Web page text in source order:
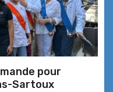
Vague de St Paul
!
pour
Sartoux